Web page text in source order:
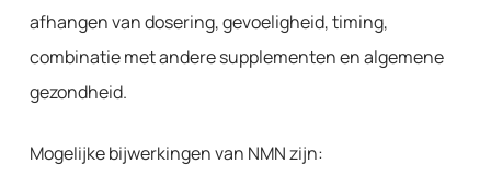
afhangen van dosering, gevoeligheid, timing,
combinatie met andere supplementen en algemene
gezondheid.
Mogelijke bijwerkingen van NMN zijn: